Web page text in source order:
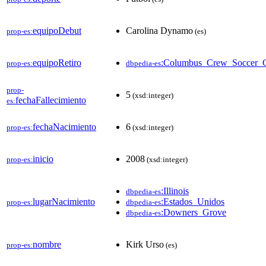
prop-es:equipoDebut Carolina Dynamo (es)
prop-es:equipoRetiro dbpedia-es
prop-
es:fechaFallecimiento
5 (xsd:integer)
prop-es:fechaNacimiento 6 (xsd:integer)
prop-es:inicio 2008 (xsd:integer)
prop-es:lugarNacimiento
dbpedia-es:Illinois
dbpedia-es:Estados_Unidos
dbpedia-es:Downers_Grove
prop-es:nombre Kirk Urso (es)